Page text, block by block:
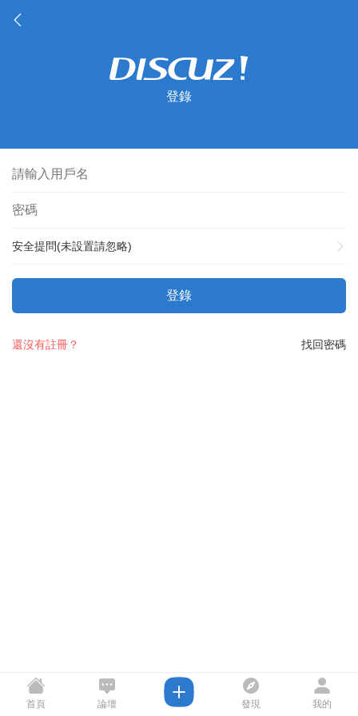
登錄
安全提問(未設置請忽略)
登錄
找回密碼
還沒有註冊？
首頁 論壇 發現 我的